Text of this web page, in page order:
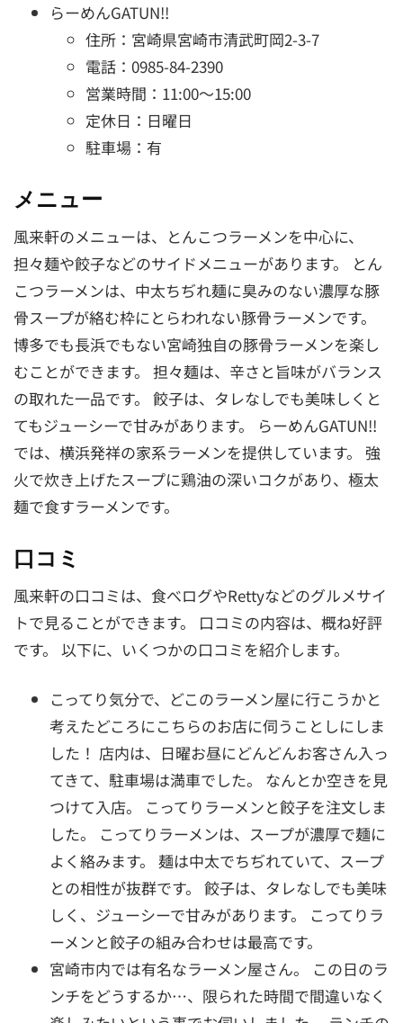
らーめんGATUN!!
住所：宮崎県宮崎市清武町岡2-3-7
電話：0985-84-2390
営業時間：11:00～15:00
定休日：日曜日
駐車場：有
メニュー
風来軒のメニューは、とんこつラーメンを中心に、
担々麺や餃子などのサイドメニューがあります。 とん
こつラーメンは、中太ちぢれ麺に臭みのない濃厚な豚
骨スープが絡む枠にとらわれない豚骨ラーメンです。
博多でも長浜でもない宮崎独自の豚骨ラーメンを楽し
むことができます。 担々麺は、辛さと旨味がバランス
の取れた一品です。 餃子は、タレなしでも美味しくと
てもジューシーで甘みがあります。 らーめんGATUN!!
では、横浜発祥の家系ラーメンを提供しています。 強
火で炊き上げたスープに鶏油の深いコクがあり、極太
麺で食すラーメンです。
口コミ
風来軒の口コミは、食べログやRettyなどのグルメサイ
トで見ることができます。 口コミの内容は、概ね好評
です。 以下に、いくつかの口コミを紹介します。
こってり気分で、どこのラーメン屋に行こうかと
考えたどころにこちらのお店に伺うことしにしま
した！ 店内は、日曜お昼にどんどんお客さん入っ
てきて、駐車場は満車でした。 なんとか空きを見
つけて入店。 こってりラーメンと餃子を注文しま
した。 こってりラーメンは、スープが濃厚で麺に
よく絡みます。 麺は中太でちぢれていて、スープ
との相性が抜群です。 餃子は、タレなしでも美味
しく、ジューシーで甘みがあります。 こってりラ
ーメンと餃子の組み合わせは最高です。
宮崎市内では有名なラーメン屋さん。 この日のラ
ンチをどうするか…、限られた時間で間違いなく